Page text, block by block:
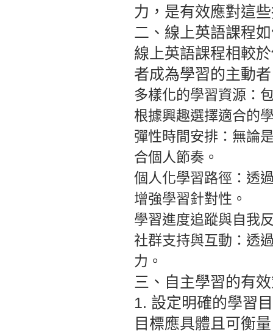
力，是有效應對這
二、線上英語課程
線上英語課程相較
者成為學習的主動
多樣化的學習資源：
根據興趣選擇適合的
彈性時間安排： 無論
合個人節奏。
個人化學習路徑： 透
增強學習針對性。
學習進度追蹤與自我
社群支持與互動： 透
力。
三、自主學習的有
1. 設定明確的學習
目標應具體且可衡